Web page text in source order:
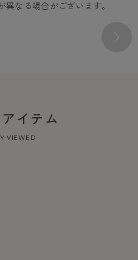
なる場合がございます。
イテム
VIEWED